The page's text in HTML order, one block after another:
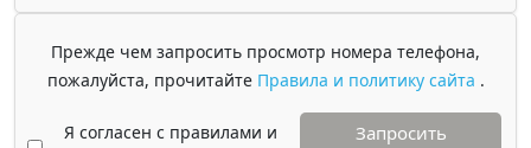
Прежде чем запросить просмотр номера телефона,
пожалуйста, прочитайте Правила и политику сайта .
Я согласен с правилами и
Запросить